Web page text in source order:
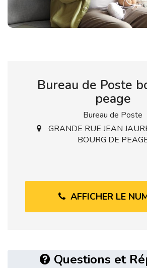
Bureau de Poste
peage
Bureau de Poste
GRANDE RUE JEAN
BOURG DE
AFFICHER LE
Questions et